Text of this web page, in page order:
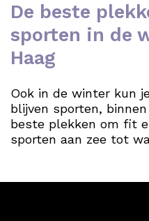
De beste
sporten in de
Haag
Ook in de winter kun
blijven sporten,
beste plekken om fit
sporten aan zee tot